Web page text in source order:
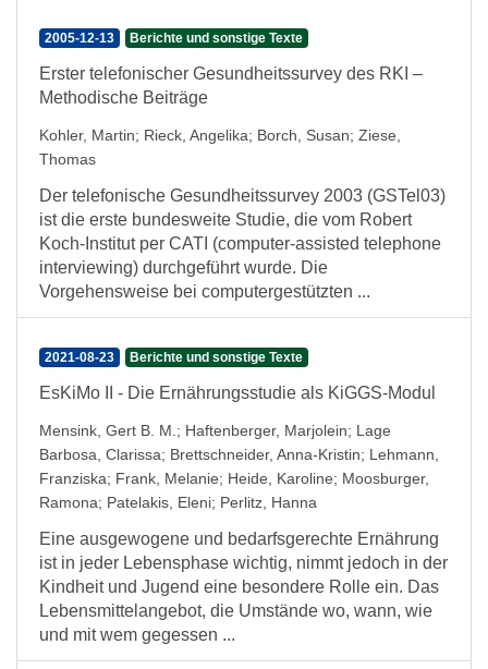
2005-12-13 Berichte und sonstige Texte
Erster telefonischer Gesundheitssurvey des RKI –
Methodische Beiträge
Kohler, Martin; Rieck, Angelika; Borch, Susan; Ziese,
Thomas
Der telefonische Gesundheitssurvey 2003 (GSTel03)
ist die erste bundesweite Studie, die vom Robert
Koch-Institut per CATI (computer-assisted telephone
interviewing) durchgeführt wurde. Die
Vorgehensweise bei computergestützten ...
2021-08-23 Berichte und sonstige Texte
EsKiMo II - Die Ernährungsstudie als KiGGS-Modul
Mensink, Gert B. M. ; Haftenberger, Marjolein; Lage
Barbosa, Clarissa; Brettschneider, Anna-Kristin; Lehmann,
Franziska; Frank, Melanie; Heide, Karoline; Moosburger,
Ramona; Patelakis, Eleni; Perlitz, Hanna
Eine ausgewogene und bedarfsgerechte Ernährung
ist in jeder Lebensphase wichtig, nimmt jedoch in der
Kindheit und Jugend eine besondere Rolle ein. Das
Lebensmittelangebot, die Umstände wo, wann, wie
und mit wem gegessen ...